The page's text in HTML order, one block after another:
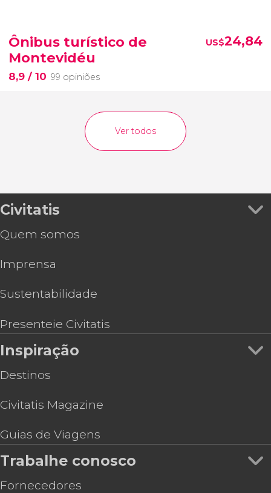
Ônibus turístico de
Montevidéu
8,9 / 10 99 opiniões
US$24,84
Ver todos
Civitatis
Quem somos
Imprensa
Sustentabilidade
Presenteie Civitatis
Inspiração
Destinos
Civitatis Magazine
Guias de Viagens
Trabalhe conosco
Fornecedores